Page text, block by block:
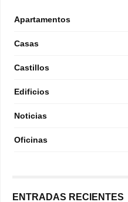
Apartamentos
Casas
Castillos
Edificios
Noticias
Oficinas
ENTRADAS RECIENTES